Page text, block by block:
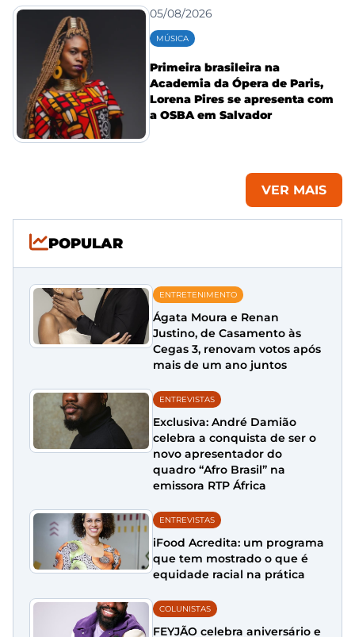
05/08/2026
MÚSICA
Primeira brasileira na
Academia da Ópera de Paris,
Lorena Pires se apresenta com
a OSBA em Salvador
VER MAIS
POPULAR
ENTRETENIMENTO
Ágata Moura e Renan
Justino, de Casamento às
Cegas 3, renovam votos após
mais de um ano juntos
ENTREVISTAS
Exclusiva: André Damião
celebra a conquista de ser o
novo apresentador do
quadro “Afro Brasil” na
emissora RTP África
ENTREVISTAS
iFood Acredita: um programa
que tem mostrado o que é
equidade racial na prática
COLUNISTAS
FEYJÃO celebra aniversário e